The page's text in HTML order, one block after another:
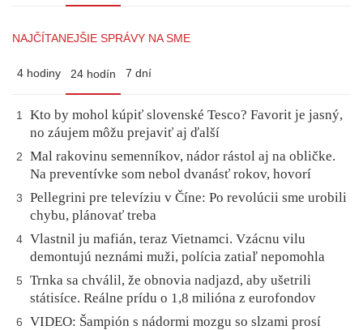
NAJČÍTANEJŠIE SPRÁVY NA SME
4 hodiny 24 hodín 7 dní
1
Kto by mohol kúpiť slovenské Tesco? Favorit je jasný,
no záujem môžu prejaviť aj ďalší
2
Mal rakovinu semenníkov, nádor rástol aj na obličke.
Na preventívke som nebol dvanásť rokov, hovorí
3
Pellegrini pre televíziu v Číne: Po revolúcii sme urobili
chybu, plánovať treba
4 Vlastnil ju mafián, teraz Vietnamci. Vzácnu vilu
demontujú neznámi muži, polícia zatiaľ nepomohla
5
Trnka sa chválil, že obnovia nadjazd, aby ušetrili
státisíce. Reálne prídu o 1,8 milióna z eurofondov
6
VIDEO: Šampión s nádormi mozgu so slzami prosí